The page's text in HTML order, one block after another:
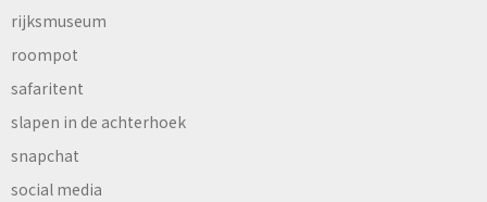
rijksmuseum
roompot
safaritent
slapen in de achterhoek
snapchat
social media